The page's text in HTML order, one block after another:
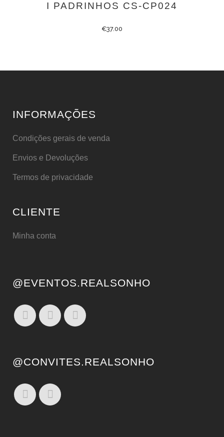
I PADRINHOS CS-CP024
€37.00
INFORMAÇÕES
Condições gerais de venda
Envios e Devoluções
Termos de privacidade
CLIENTE
Minha conta
@EVENTOS.REALSONHO
@CONVITES.REALSONHO